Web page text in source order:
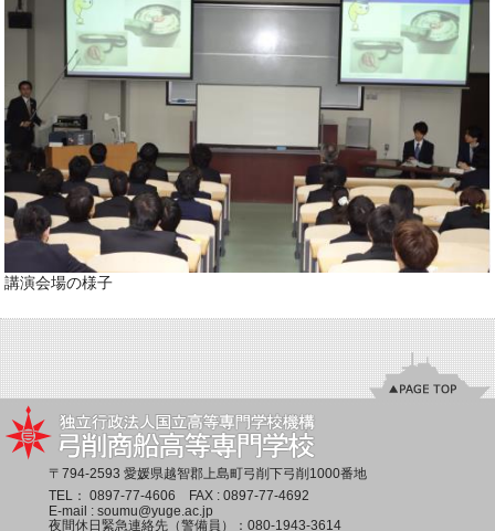
講演会場の様子
〒794-2593 愛媛県越智郡上島町弓削下弓削1000番地
TEL： 0897-77-4606 FAX : 0897-77-4692
E-mail : soumu@yuge.ac.jp
夜間休日緊急連絡先（警備員）： 080-1943-3614